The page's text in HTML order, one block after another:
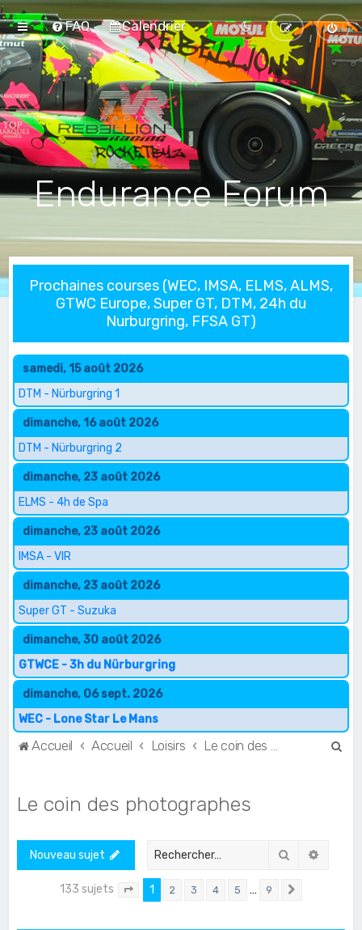
FAQ Calendrier
Endurance Forum
Prochaines courses (WEC, IMSA, ELMS, ALMS,
GTWC Europe, Super GT, DTM, 24h du
Nurburgring, FFSA GT)
samedi, 15 août 2026
DTM - Nürburgring 1
dimanche, 16 août 2026
DTM - Nürburgring 2
dimanche, 23 août 2026
ELMS - 4h de Spa
dimanche, 23 août 2026
IMSA - VIR
dimanche, 23 août 2026
Super GT - Suzuka
dimanche, 30 août 2026
GTWCE - 3h du Nürburgring
dimanche, 06 sept. 2026
WEC - Lone Star Le Mans
Accueil Accueil Loisirs
e
Le coin des photographes
Nouveau sujet Rechercher
133 sujets Page sur 9
1 2 3 4 5 … 9